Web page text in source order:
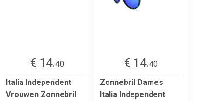
€ 14.40
Italia Independent
Vrouwen Zonnebril
€ 14.40
Zonnebril Dames
Italia Independent